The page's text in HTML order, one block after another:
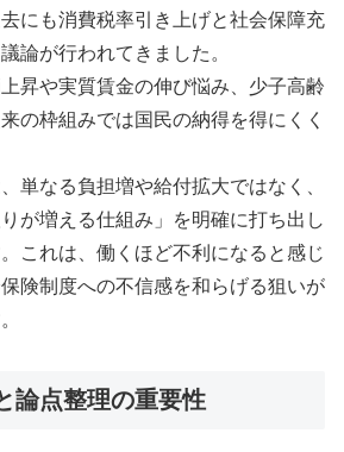
にも消費税率引き上げと社会保障充
論が行われてきました。
昇や実質賃金の伸び悩み、少子高齢
の枠組みでは国民の納得を得にくく
単なる負担増や給付拡大ではなく、
が増える仕組み」を明確に打ち出し
これは、働くほど不利になると感じ
険制度への不信感を和らげる狙いが
論点整理の重要性